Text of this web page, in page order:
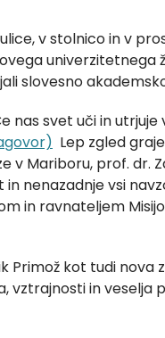
v stolnico in v
univerzitetnega
slovesno
nas svet uči in utrjuje
Lep zgled
v Mariboru, prof. dr.
nenazadnje vsi
in ravnateljem
Primož kot tudi nova
vztrajnosti in veselja